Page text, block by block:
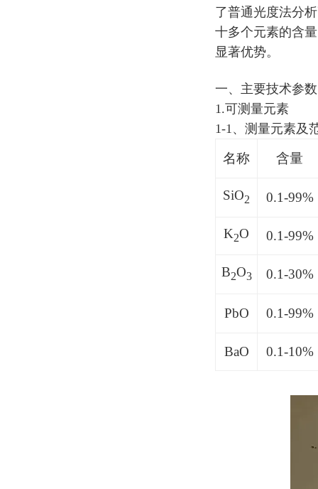
了普通光度法分
十多个元素的含
显著优势。
一、主要技术参数
1.可测量元素
1-1、测量元素及
名称 含量
SiO2 0.1-99%
K2O 0.1-99%
B2O3 0.1-30%
PbO 0.1-99%
BaO 0.1-10%